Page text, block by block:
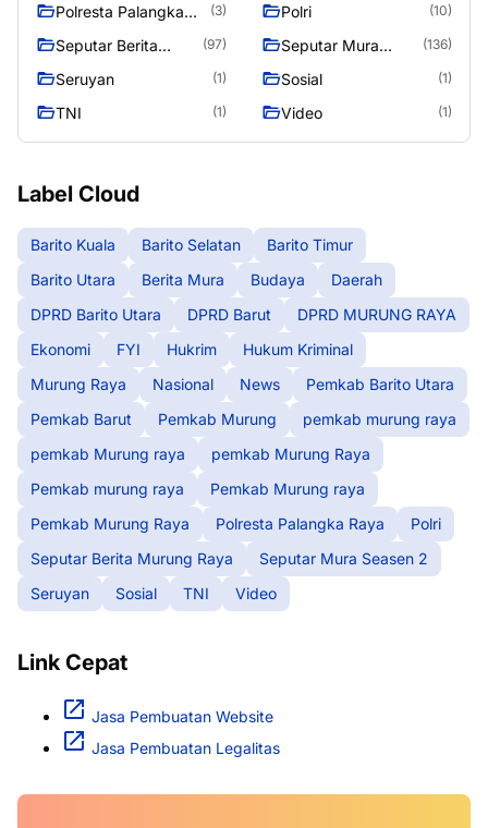
Polresta Palangka
(3) Polri (10)
Seputar Berita
(97)
Seputar Mura
(136)
Seruyan (1) Sosial (1)
TNI (1) Video (1)
Label Cloud
Barito Kuala Barito Selatan
Barito Timur
Barito Utara
Berita Mura Budaya
Daerah
DPRD Barito Utara
DPRD Barut
DPRD MURUNG RAYA
Ekonomi
FYI Hukrim
Hukum Kriminal
Murung Raya
Nasional News
Pemkab Barito Utara
Pemkab Barut
Pemkab Murung
pemkab murung raya
pemkab Murung raya
pemkab Murung Raya
Pemkab murung raya
Pemkab Murung raya
Pemkab Murung Raya
Polresta Palangka Raya
Polri
Seputar Berita Murung Raya
Seputar Mura Seasen 2
Seruyan
Sosial TNI Video
Link Cepat
Jasa Pembuatan Website
Jasa Pembuatan Legalitas